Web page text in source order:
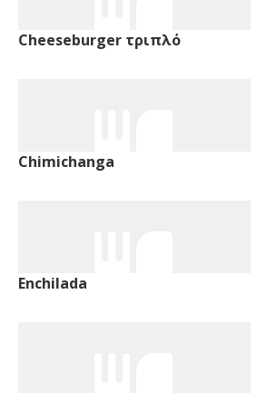
Cheeseburger τριπλό
Chimichanga
Enchilada